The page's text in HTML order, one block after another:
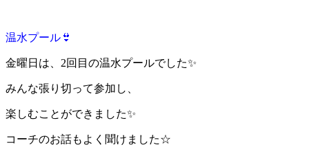
温水プール👙
金曜日は、2回目の温水プールでした✨
みんな張り切って参加し、
楽しむことができました✨
コーチのお話もよく聞けました☆